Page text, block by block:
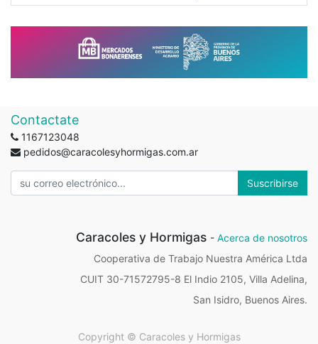
Contactate
1167123048
pedidos@caracolesyhormigas.com.ar
Suscribirse
Caracoles y Hormigas - Acerca de nosotros
Cooperativa de Trabajo Nuestra América Ltda
CUIT 30-71572795-8 El Indio 2105, Villa Adelina,
San Isidro, Buenos Aires.
Copyright © Caracoles y Hormigas